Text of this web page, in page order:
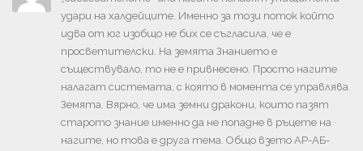
удари на халдейците. Именно за този поток който
идва от юг изобщо не бих се съгласила, че е
просветителски. На земята Знанието е
съществувало, то не е привнесено. Просто нагите
налагат системата, с която в момента се управлява
Земята. Вярно, че има земни дракони, които пазят
старото знание именно да не попадне в ръцете на
нагите, но това е друга тема. Общо взето АР-АБ-